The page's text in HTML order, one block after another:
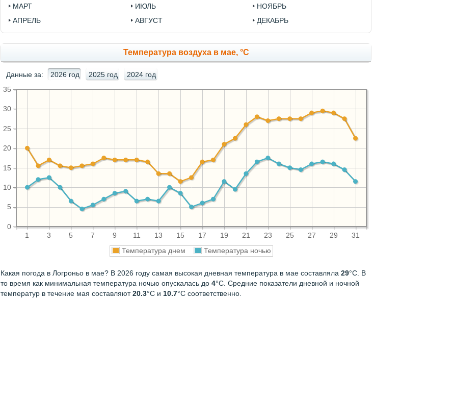
МАРТ
АПРЕЛЬ
ИЮЛЬ
АВГУСТ
НОЯБРЬ
ДЕКАБРЬ
Температура воздуха в мае, °C
Данные за: 2026 год 2025 год 2024 год
1 3 5 7 9 11 13 15 17 19 21 23 25 27 29 31
0
5
10
15
20
25
30
35
Температура днем Температура ночью
Какая погода в Логроньо в мае? В 2026 году самая высокая дневная температура в мае составляла 29°С. В
то время как минимальная температура ночью опускалась до 4°C. Средние показатели дневной и ночной
температур в течение мая составляют20.3°С и 10.7°С соответственно.